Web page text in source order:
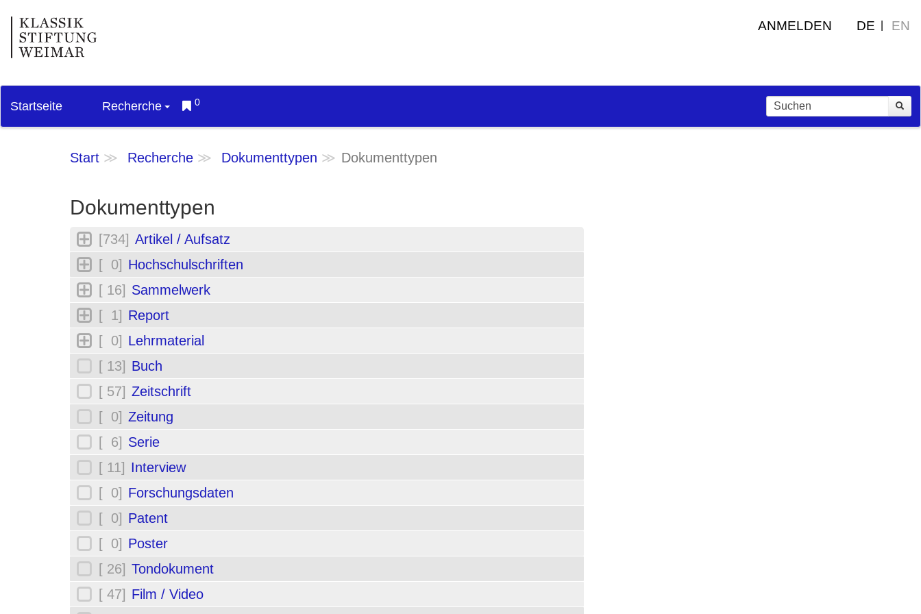
ANMELDEN DE EN
Startseite Recherche 0
Start Recherche Dokumenttypen Dokumenttypen
Dokumenttypen
[734] Artikel / Aufsatz
[ 0] Hochschulschriften
[ 16] Sammelwerk
[ 1] Report
[ 0] Lehrmaterial
[ 13] Buch
[ 57] Zeitschrift
[ 0] Zeitung
[ 6] Serie
[ 11] Interview
[ 0] Forschungsdaten
[ 0] Patent
[ 0] Poster
[ 26] Tondokument
[ 47] Film / Video